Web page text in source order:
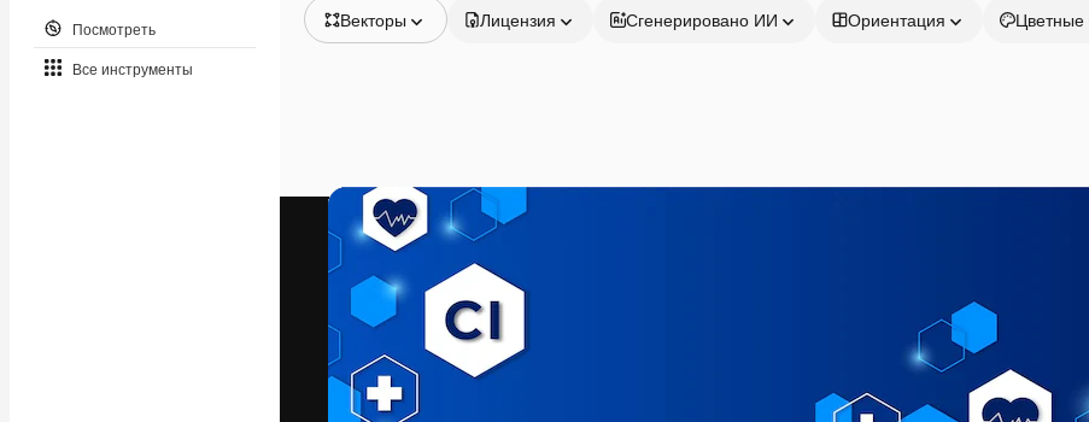
Посмотреть
Все инструменты
Векторы
Видео
Видеоролик
Моушн-дизайн
Видеошаблоны
Иконки
3D-модели
Шрифты
Лицензия Сгенерировано ИИ Ориентация Цветные
Креативная платформа для создания
ваших лучших работ. Более 1 миллиона
Генератор
Начать
Academy
Документация по
Пакету ИИ